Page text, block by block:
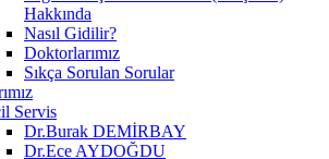
Hakkında
Nasıl Gidilir?
Doktorlarımız
Sıkça Sorulan Sorular
Servis
Dr.Burak DEMİRBAY
Dr.Ece AYDOĞDU